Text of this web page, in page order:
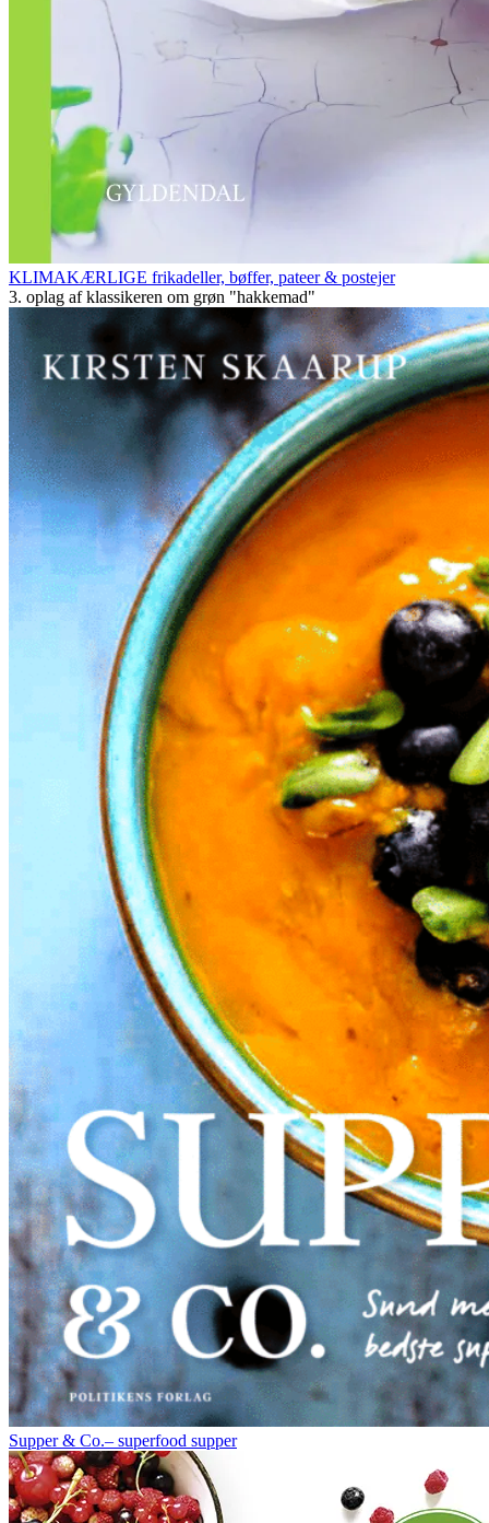
KLIMAKÆRLIGE frikadeller, bøffer, pateer & postejer
3. oplag af klassikeren om grøn "hakkemad"
Supper & Co.– superfood supper